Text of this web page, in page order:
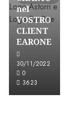
nel
VOSTRO
CLIENT
EARONE
30/11/2022
0
3623